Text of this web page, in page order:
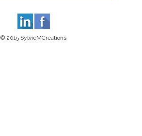
© 2015 SylvieMCreations